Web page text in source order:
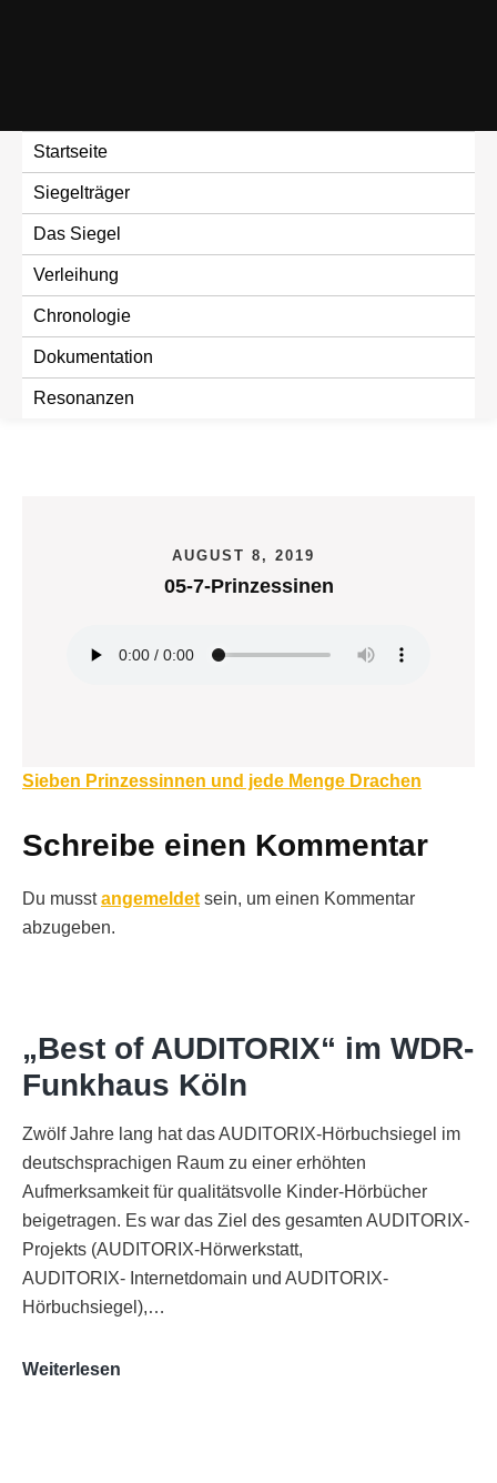
Startseite
Siegelträger
Das Siegel
Verleihung
Chronologie
Dokumentation
Resonanzen
AUGUST 8, 2019
05-7-Prinzessinen
Beitragsnavigation
Sieben Prinzessinnen und jede Menge Drachen
Schreibe einen Kommentar
Du musstangemeldet sein, um einen Kommentar
abzugeben.
„Best of AUDITORIX“ im WDR-
Funkhaus Köln
Zwölf Jahre lang hat das AUDITORIX-Hörbuchsiegel im
deutschsprachigen Raum zu einer erhöhten
Aufmerksamkeit für qualitätsvolle Kinder-Hörbücher
beigetragen. Es war das Ziel des gesamten AUDITORIX-
Projekts (AUDITORIX-Hörwerkstatt,
AUDITORIX- Internetdomain und AUDITORIX-
Hörbuchsiegel),…
Weiterlesen